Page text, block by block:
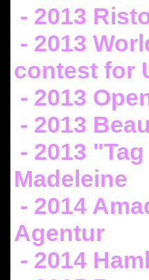
- 2013
- 2013
contest for
- 2013
- 2013
- 2013
Madeleine
- 2014
Agentur
- 2014